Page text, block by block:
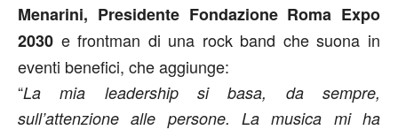
Menarini, Presidente Fondazione Roma Expo
2030 e frontman di una rock band che suona in
eventi benefici, che aggiunge:
“La mia leadership si basa, da sempre,
sull’attenzione alle persone. La musica mi ha